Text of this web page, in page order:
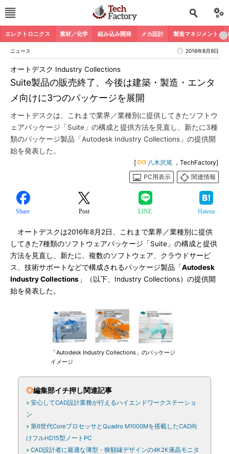
エレクトロニクス 素材／化学 組み込み開発 メカ設計 製造マネジメント
ニュース 2016年8月9日
Suite製品の販売終了、今後は建築・製造・エンタ
メ向けに3つのパッケージを展開
オートデスク Industry Collections
オートデスクは、これまで業界／業種別に提供してきたソフトウ
ェアパッケージ「Suite」の構成と提供方法を見直し、新たに3種
類のパッケージ製品「Autodesk Industry Collections」の提供開
始を発表した。
[ 八木沢篤 ，TechFactory]
PC用表示
関連情報
Share Post LINE Hatena
オートデスクは2016年8月2日、これまで業界／業種別に提供
してきた7種類のソフトウェアパッケージ「Suite」の構成と提供
方法を見直し、新たに、複数のソフトウェア、クラウドサービ
ス、技術サポートなどで構成されるパッケージ製品「Autodesk
Industry Collections 」（以下、Industry Collections）の提供開
始を発表した。
「Autodesk Industry Collections」のパッケージ
イメージ
◎編集部イチ押し関連記事
» 安心してCAD設計業務が行えるハイエンドワークステーショ
ン
» 第6世代CoreプロセッサとQuadro M1000Mを搭載したCAD向
けフルHD15型ノートPC
» CAD設計者に最適な薄型・狭額縁デザインの4K2K液晶モニタ